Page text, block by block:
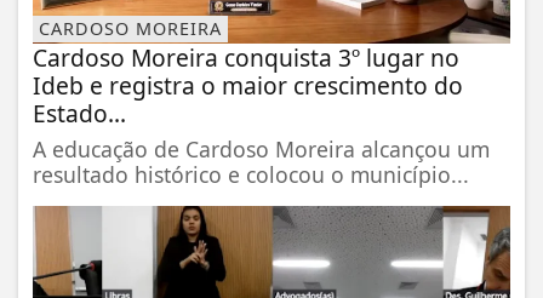
CARDOSO MOREIRA
Cardoso Moreira conquista 3º lugar no
Ideb e registra o maior crescimento do
Estado...
A educação de Cardoso Moreira alcançou um
resultado histórico e colocou o município...